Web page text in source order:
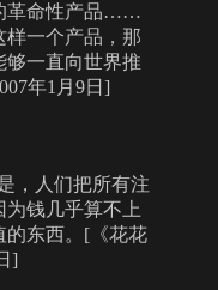
革命性产品……
样一个产品，那
够一直向世界推
年1月9日]
，人们把所有注
钱几乎算不上
的东西。[《花花
]